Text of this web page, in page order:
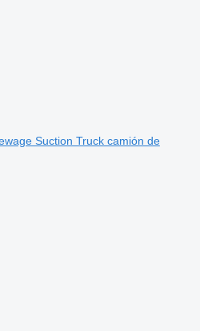
Suction Truck camión de